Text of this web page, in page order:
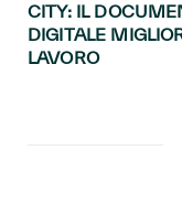
CITY: IL
DIGITALE
LAVORO